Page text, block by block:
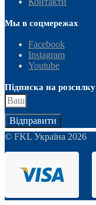
Мы в соцмережах
Facebook
Instagram
Youtube
Підписка на розсилку
Відправити
© FKL Україна 2026